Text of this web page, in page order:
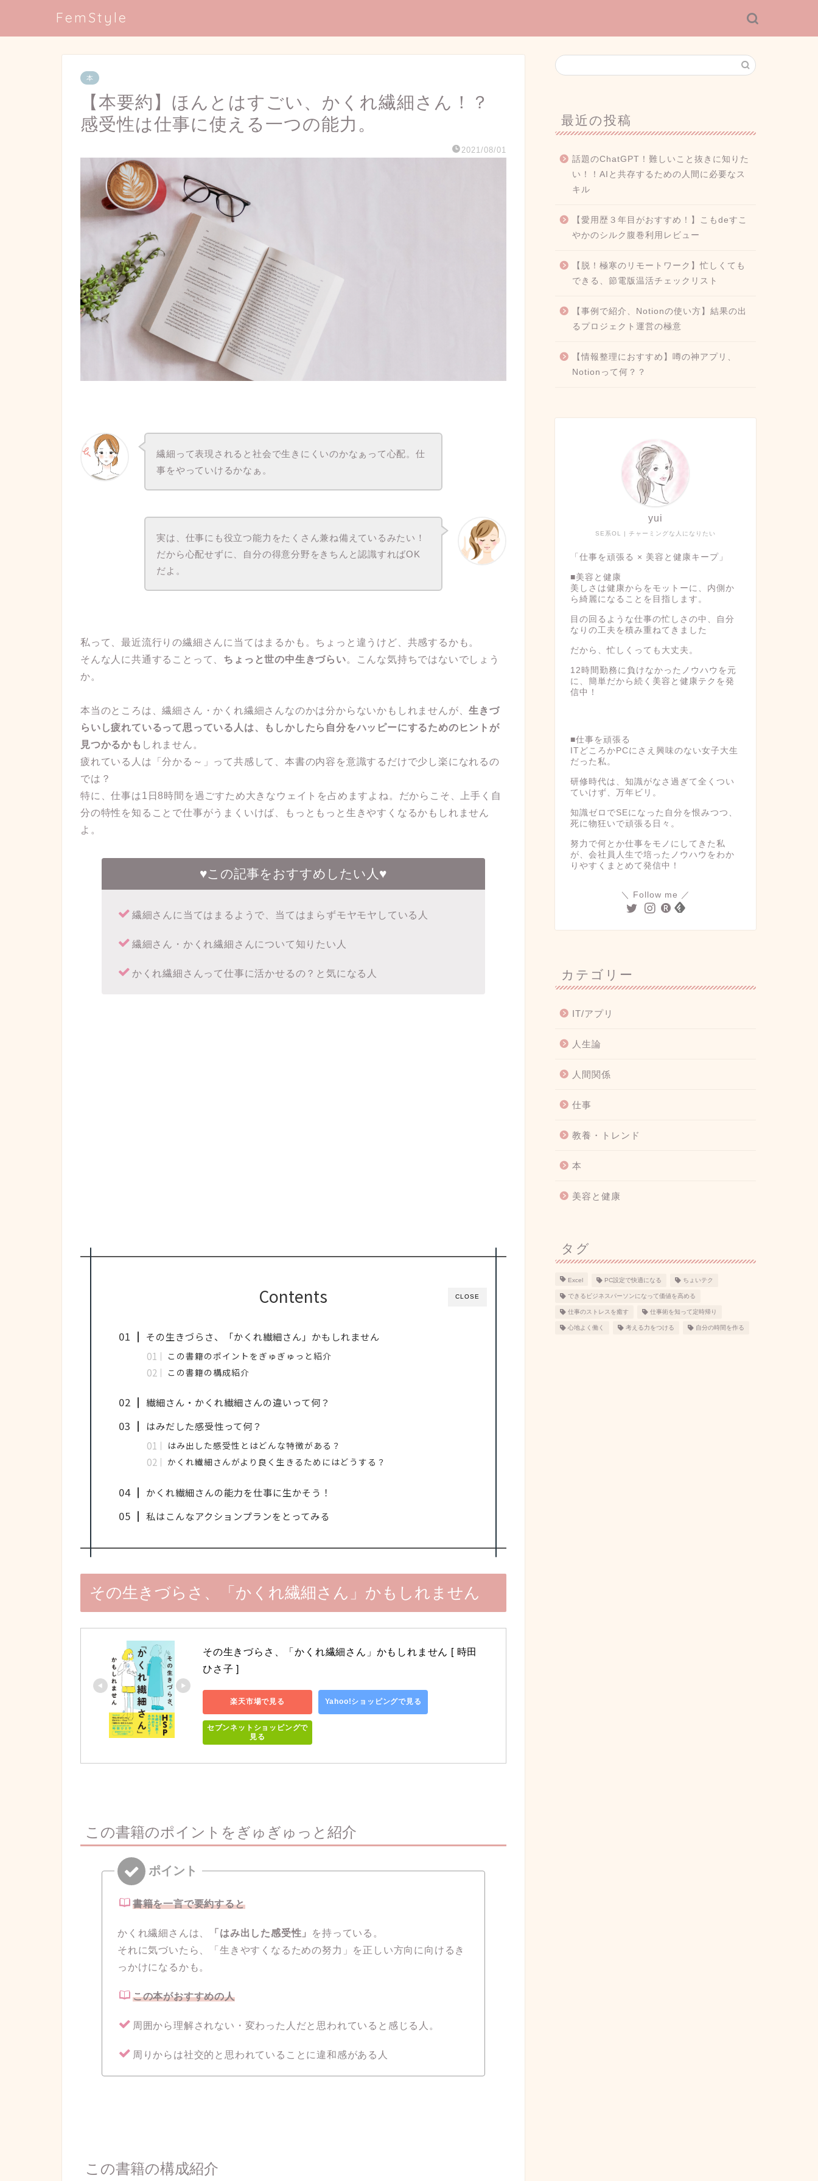
FemStyle
本
【本要約】ほんとはすごい、かくれ繊細さん！？
感受性は仕事に使える一つの能力。
2021/08/01
繊細って表現されると社会で生きにくいのかなぁって心配。仕
事をやっていけるかなぁ。
実は、仕事にも役立つ能力をたくさん兼ね備えているみたい！
だから心配せずに、自分の得意分野をきちんと認識すればOK
だよ。
私って、最近流行りの繊細さんに当てはまるかも。ちょっと違うけど、共感するかも。
そんな人に共通することって、 ちょっと世の中生きづらい。こんな気持ちではないでしょう
か。
本当のところは、繊細さん・かくれ繊細さんなのかは分からないかもしれませんが、生きづ
らいし疲れているって思っている人は、もしかしたら自分をハッピーにするためのヒントが
見つかるかも しれません。
疲れている人は「分かる～」って共感して、本書の内容を意識するだけで少し楽になれるの
では？
特に、仕事は1日8時間を過ごすため大きなウェイトを占めますよね。だからこそ、上手く自
分の特性を知ることで仕事がうまくいけば、もっともっと生きやすくなるかもしれません
よ。
♥この記事をおすすめしたい人♥
繊細さんに当てはまるようで、当てはまらずモヤモヤしている人
繊細さん・かくれ繊細さんについて知りたい人
かくれ繊細さんって仕事に活かせるの？と気になる人
CLOSE
Contents
その生きづらさ、「かくれ繊細さん」かもしれません
この書籍のポイントをぎゅぎゅっと紹介
この書籍の構成紹介
繊細さん・かくれ繊細さんの違いって何？
はみだした感受性って何？
はみ出した感受性とはどんな特徴がある？
かくれ繊細さんがより良く生きるためにはどうする？
かくれ繊細さんの能力を仕事に生かそう！
私はこんなアクションプランをとってみる
その生きづらさ、「かくれ繊細さん」かもしれません
その生きづらさ、「かくれ繊細さん」かもしれません [ 時田
ひさ子 ]
楽天市場で見る Yahoo!ショッピングで見る
セブンネットショッピングで
見る
この書籍のポイントをぎゅぎゅっと紹介
書籍を一言で要約すると
かくれ繊細さんは、 「はみ出した感受性」
を持っている。
それに気づいたら、「生きやすくなるための努力」を正しい方向に向けるき
っかけになるかも。
この本がおすすめの人
周囲から理解されない・変わった人だと思われていると感じる人。
周りからは社交的と思われていることに違和感がある人
この書籍の構成紹介
最近の投稿
話題のChatGPT！難しいこと抜きに知りた
い！！AIと共存するための人間に必要なス
キル
【愛用歴３年目がおすすめ！】こもdeすこ
やかのシルク腹巻利用レビュー
【脱！極寒のリモートワーク】忙しくても
できる、節電版温活チェックリスト
【事例で紹介、Notionの使い方】結果の出
るプロジェクト運営の極意
【情報整理におすすめ】噂の神アプリ、
Notionって何？？
SE系OL | チャーミングな人になりたい
yui
「仕事を頑張る × 美容と健康キープ」
■美容と健康
美しさは健康からをモットーに、内側か
ら綺麗になることを目指します。
目の回るような仕事の忙しさの中、自分
なりの工夫を積み重ねてきました
だから、忙しくっても大丈夫。
12時間勤務に負けなかったノウハウを元
に、簡単だから続く美容と健康テクを発
信中！
■仕事を頑張る
ITどころかPCにさえ興味のない女子大生
だった私。
研修時代は、知識がなさ過ぎて全くつい
ていけず、万年ビリ。
知識ゼロでSEになった自分を恨みつつ、
死に物狂いで頑張る日々。
努力で何とか仕事をモノにしてきた私
が、会社員人生で培ったノウハウをわか
りやすくまとめて発信中！
＼ Follow me ／
カテゴリー
IT/アプリ
人生論
人間関係
仕事
教養・トレンド
本
美容と健康
タグ
Excel PC設定で快適になる ちょいテク
できるビジネスパーソンになって価値を高める
仕事のストレスを癒す 仕事術を知って定時帰り
心地よく働く 考える力をつける 自分の時間を作る